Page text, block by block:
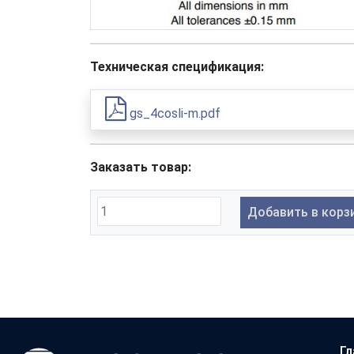
Техническая спецификация:
gs_4cosli-m.pdf
Заказать товар:
Добавить в